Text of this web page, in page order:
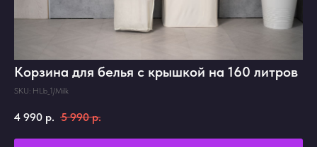
Корзина для белья с крышкой на 160 литров
SKU: HLb_1/Milk
4 990 р. 5 990 р.